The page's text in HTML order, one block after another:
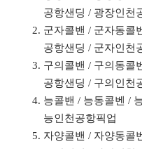
공항샌딩 / 광장인천
군자콜밴 / 군자동콜
공항샌딩 / 군자인천
구의콜밴 / 구의동콜
공항샌딩 / 구의인천
능콜밴 / 능동콜벤 /
능인천공항픽업
자양콜밴 / 자양동콜